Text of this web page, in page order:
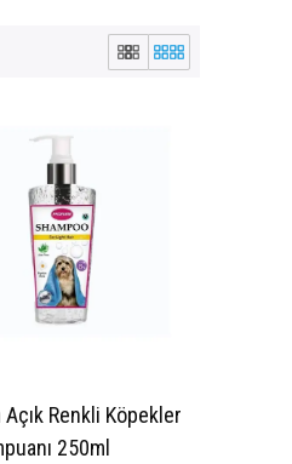
Renkli Köpekler
250ml